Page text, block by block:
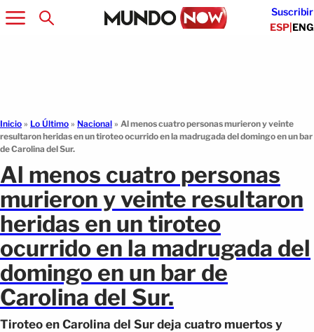
Suscribir
ESP|ENG
Inicio » Lo Último » Nacional » Al menos cuatro personas murieron y veinte
resultaron heridas en un tiroteo ocurrido en la madrugada del domingo en un bar
de Carolina del Sur.
Al menos cuatro personas
murieron y veinte resultaron
heridas en un tiroteo
ocurrido en la madrugada del
domingo en un bar de
Carolina del Sur.
Tiroteo en Carolina del Sur deja cuatro muertos y